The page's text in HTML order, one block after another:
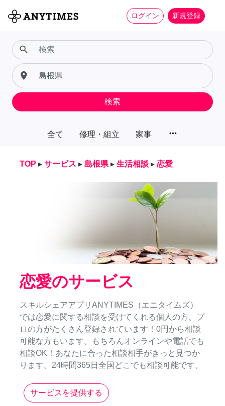
ログイン 新規登録
全て 修理・組立 家事 more_horiz
search
place
検索
TOP ▸ サービス ▸ 島根県 ▸ 生活相談 ▸ 恋愛
恋愛のサービス
スキルシェアアプリANYTIMES（エニタイムズ）
では恋愛に関する相談を受けてくれる個人の方、プ
ロの方がたくさん登録されています！0円から相談
可能な方もいます。もちろんオンラインや電話でも
相談OK！あなたに合った相談相手がきっと見つか
ります。24時間365日全国どこでも相談可能です。
サービスを提供する